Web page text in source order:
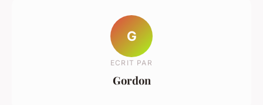
G
ECRIT PAR
Gordon